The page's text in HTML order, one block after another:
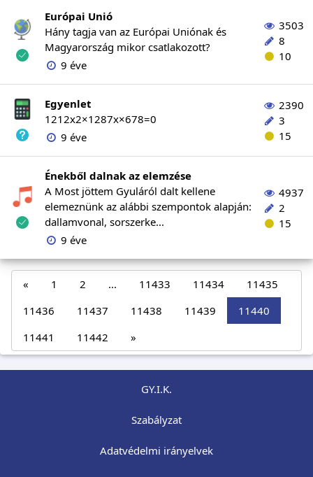
Európai Unió
Hány tagja van az Európai Uniónak és
Magyarország mikor csatlakozott?
9 éve
3503
8
10
Egyenlet
1212x2×1287x×678=0
9 éve
2390
3
15
Énekből dalnak az elemzése
A Most jöttem Gyuláról dalt kellene
elemeznünk az alábbi szempontok alapján:
dallamvonal, sorszerke...
9 éve
4937
2
15
« 1 2 ... 11433 11434
11435
11436
11437 11438 11439
11440
11441
11442 »
GY.I.K.
Szabályzat
Adatvédelmi irányelvek